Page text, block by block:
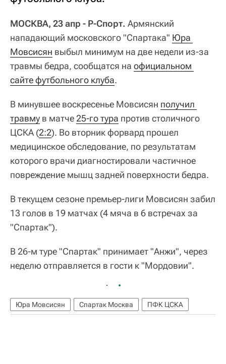
МОСКВА, 23 апр - Р-Спорт. Армянский
нападающий московского "Спартака" Юра
Мовсисян выбыл минимум на две недели из-за
травмы бедра, сообщатся на официальном
сайте футбольного клуба.
В минувшее воскресенье Мовсисян получил
травму в матче 25-го тура против столичного
ЦСКА (2:2). Во вторник форвард прошел
медицинское обследование, по результатам
которого врачи диагностировали частичное
повреждение мышц задней поверхности бедра.
В текущем сезоне премьер-лиги Мовсисян забил
13 голов в 19 матчах (4 мяча в 6 встречах за
"Спартак").
В 26-м туре "Спартак" принимает "Анжи", через
неделю отправляется в гости к "Мордовии".
Юра Мовсисян Спартак Москва ПФК ЦСКА